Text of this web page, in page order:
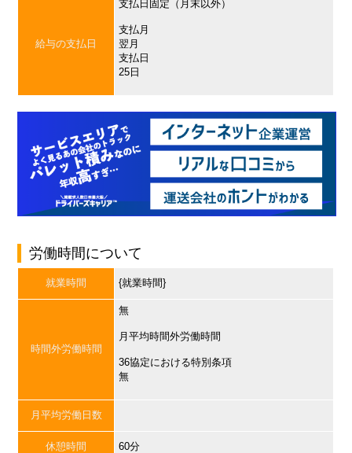
給与の支払日
支払日固定（月末以外）
支払月
翌月
支払日
25日
労働時間について
就業時間 {就業時間}
時間外労働時間
無
月平均時間外労働時間
36協定における特別条項
無
月平均労働日数
休憩時間 60分